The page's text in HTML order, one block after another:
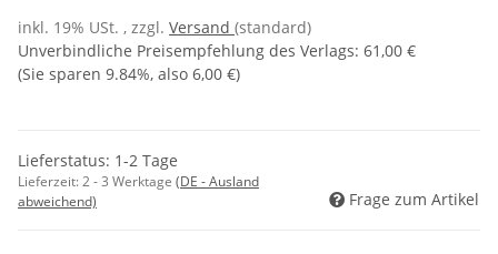
inkl. 19% USt. , zzgl. Versand (standard)
Unverbindliche Preisempfehlung des Verlags: 61,00 €
(Sie sparen 9.84%, also 6,00 €)
Lieferstatus: 1-2 Tage
Lieferzeit:2 - 3 Werktage (DE - Ausland
abweichend)
Frage zum Artikel